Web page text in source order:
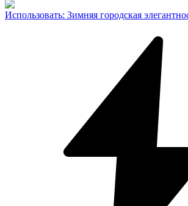
Использовать: Зимняя городская